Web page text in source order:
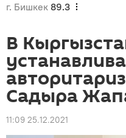
г. Бишкек 89.3
В
Садыра
11:09 25.12.2021